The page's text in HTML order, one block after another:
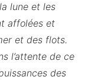
lune et les
affolées et
et des flots.
l’attente de ce
des